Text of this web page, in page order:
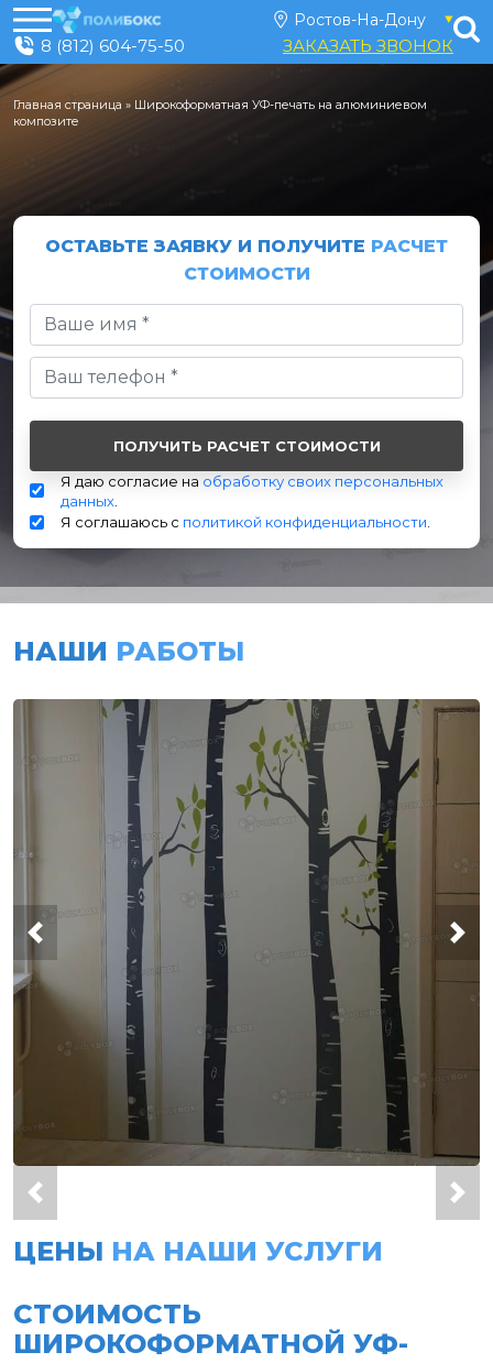
8 (812) 604-75-50 ЗАКАЗАТЬ ЗВОНОК
Главная страница » Широкоформатная УФ-печать на алюминиевом
композите
ОСТАВЬТЕ ЗАЯВКУ И ПОЛУЧИТЕ РАСЧЕТ
СТОИМОСТИ
Я даю согласие на обработку своих персональных
данных
Я соглашаюсь с политикой конфиденциальности
НАШИ РАБОТЫ
ЦЕНЫ НА НАШИ УСЛУГИ
СТОИМОСТЬ
ШИРОКОФОРМАТНОЙ УФ-